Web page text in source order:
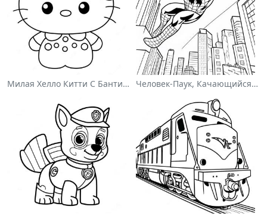
Милая Хелло Китти С Бантиком - Раскраска Человек-Паук, Качающийся По Городу - Раскраска